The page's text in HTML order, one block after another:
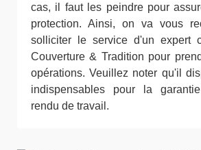
cas, il faut les peindre pour
protection. Ainsi, on va vous
solliciter le service d'un expert
Couverture & Tradition pour
opérations. Veuillez noter qu'il
indispensables pour la
rendu de travail.